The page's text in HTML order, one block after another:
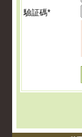
驗証碼*